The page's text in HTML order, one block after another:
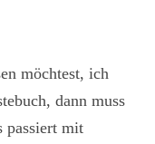
möchtest, ich
dann muss
passiert mit